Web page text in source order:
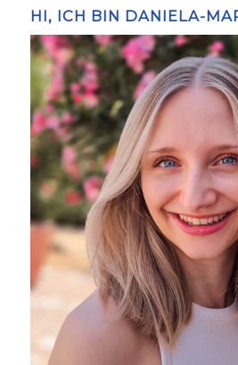
HI, ICH BIN DANIELA-